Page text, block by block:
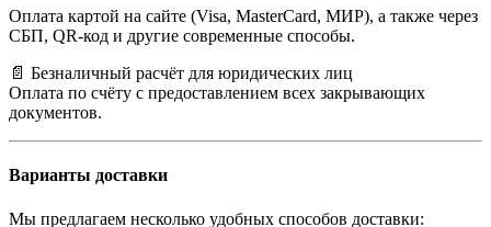
Оплата картой на сайте (Visa, MasterCard, МИР), а также через
СБП, QR-код и другие современные способы.
📄 Безналичный расчёт для юридических лиц
Оплата по счёту с предоставлением всех закрывающих
документов.
Варианты доставки
Мы предлагаем несколько удобных способов доставки: